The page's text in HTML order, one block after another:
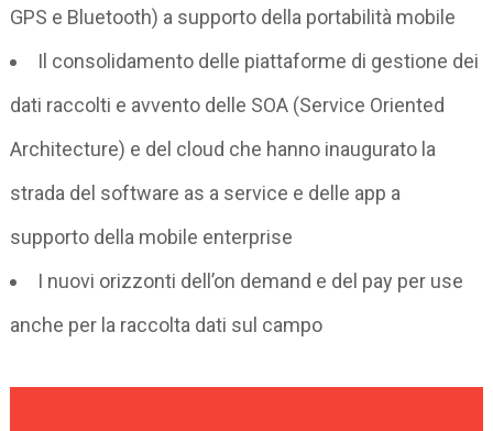
GPS e Bluetooth) a supporto della portabilità mobile
Il consolidamento delle piattaforme di gestione dei
dati raccolti e avvento delle SOA (Service Oriented
Architecture) e del cloud che hanno inaugurato la
strada del software as a service e delle app a
supporto della mobile enterprise
I nuovi orizzonti dell’on demand e del pay per use
anche per la raccolta dati sul campo